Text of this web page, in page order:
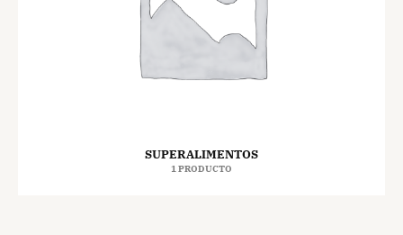
SUPERALIMENTOS
1 PRODUCTO